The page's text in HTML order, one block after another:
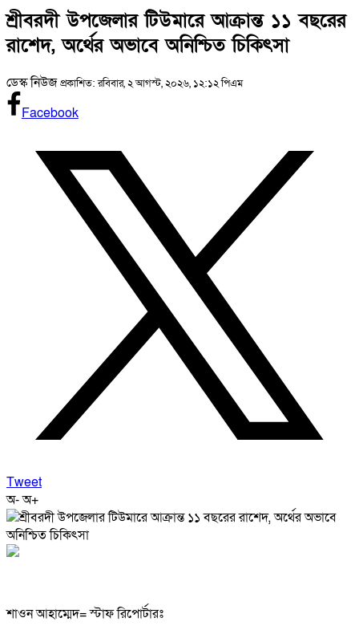
শ্রীবরদী উপজেলার টিউমারে আক্রান্ত ১১ বছরের
রাশেদ, অর্থের অভাবে অনিশ্চিত চিকিৎসা
ডেস্ক নিউজপ্রকাশিত: রবিবার, ২ আগস্ট, ২০২৬, ১২:১২ পিএম
Facebook
Tweet
অ-অ+
শাওন আহাম্মেদ= স্টাফ রিপোর্টারঃ